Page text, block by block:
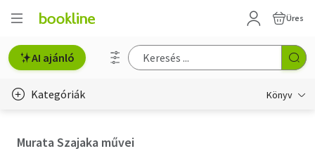
Üres
AI ajánló
Kategóriák Könyv
Murata Szajaka művei